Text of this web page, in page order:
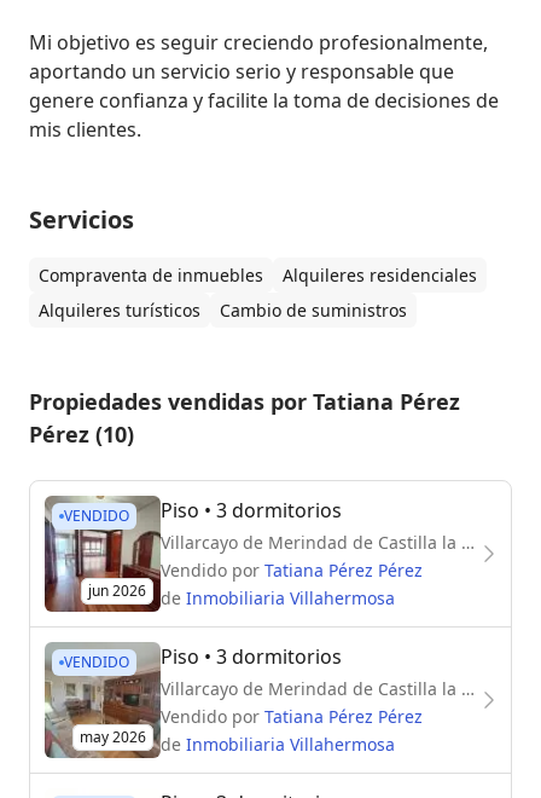
Mi objetivo es seguir creciendo profesionalmente,
aportando un servicio serio y responsable que
genere confianza y facilite la toma de decisiones de
mis clientes.
Servicios
Compraventa de inmuebles
Alquileres residenciales
Alquileres turísticos
Cambio de suministros
Propiedades vendidas por Tatiana Pérez
Pérez (10)
VENDIDO
jun 2026
Piso • 3 dormitorios
Villarcayo de Merindad de Castilla la Vieja (09550)
Vendido por Tatiana Pérez Pérez
de Inmobiliaria Villahermosa
VENDIDO
may 2026
Piso • 3 dormitorios
Villarcayo de Merindad de Castilla la Vieja (09550)
Vendido por Tatiana Pérez Pérez
de Inmobiliaria Villahermosa